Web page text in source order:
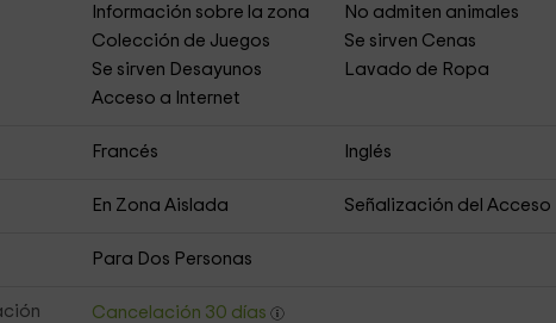
Información sobre la zona No admiten animales
Colección de Juegos
Se sirven Cenas
Se sirven Desayunos
Lavado de Ropa
Acceso a Internet
Francés Inglés
En Zona Aislada Señalización del Acceso
Para Dos Personas
Cancelación 30 días